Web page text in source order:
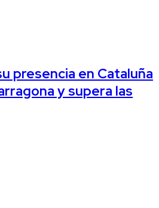
presencia en Cataluña
y supera las